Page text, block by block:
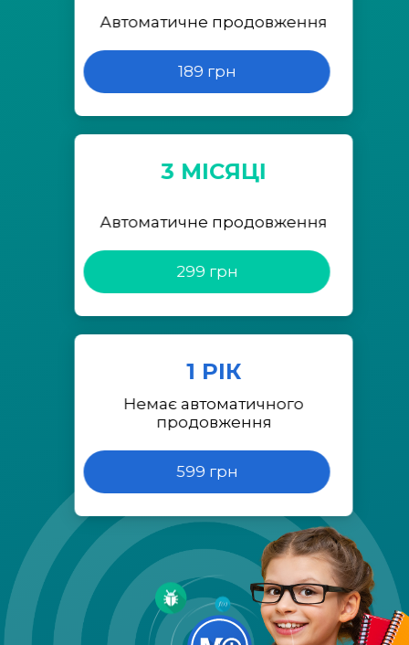
Автоматичне продовження
189 грн
3 МІСЯЦІ
Автоматичне продовження
299 грн
1 РІК
Немає автоматичного
продовження
599 грн